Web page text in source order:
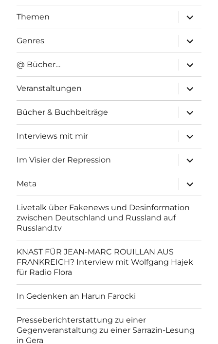
Themen
anzeigen
Genres
anzeigen
@ Bücher…
anzeigen
Veranstaltungen
anzeigen
Bücher & Buchbeiträge
anzeigen
Interviews mit mir
anzeigen
Im Visier der Repression
anzeigen
Meta
anzeigen
Livetalk über Fakenews und Desinformation
zwischen Deutschland und Russland auf
Russland.tv
KNAST FÜR JEAN-MARC ROUILLAN AUS
FRANKREICH? Interview mit Wolfgang Hajek
für Radio Flora
In Gedenken an Harun Farocki
Presseberichterstattung zu einer
Gegenveranstaltung zu einer Sarrazin-Lesung
in Gera